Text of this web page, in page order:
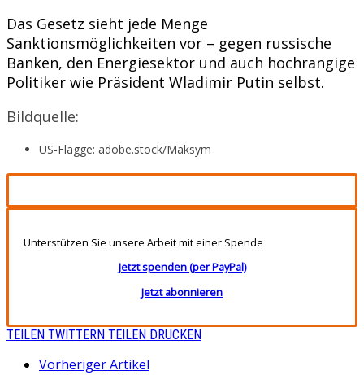
Das Gesetz sieht jede Menge
Sanktionsmöglichkeiten vor – gegen russische
Banken, den Energiesektor und auch hochrangige
Politiker wie Präsident Wladimir Putin selbst.
Bildquelle:
US-Flagge: adobe.stock/Maksym
Unterstützen Sie unsere Arbeit mit einer Spende
Jetzt spenden (per PayPal)
Jetzt abonnieren
TEILEN TWITTERN TEILEN DRUCKEN
Vorheriger Artikel